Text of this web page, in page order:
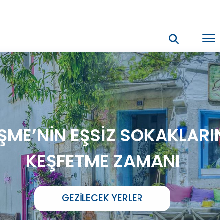
EŞSİZ
KEŞFETME ZAMANI
GEZILECEK YERLER